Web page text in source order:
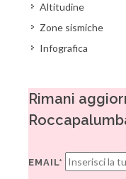
Altitudine
Zone sismiche
Infografica
Rimani
EMAIL*